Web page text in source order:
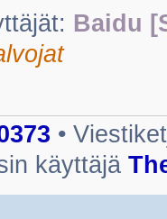
Baidu
•
käyttäjä